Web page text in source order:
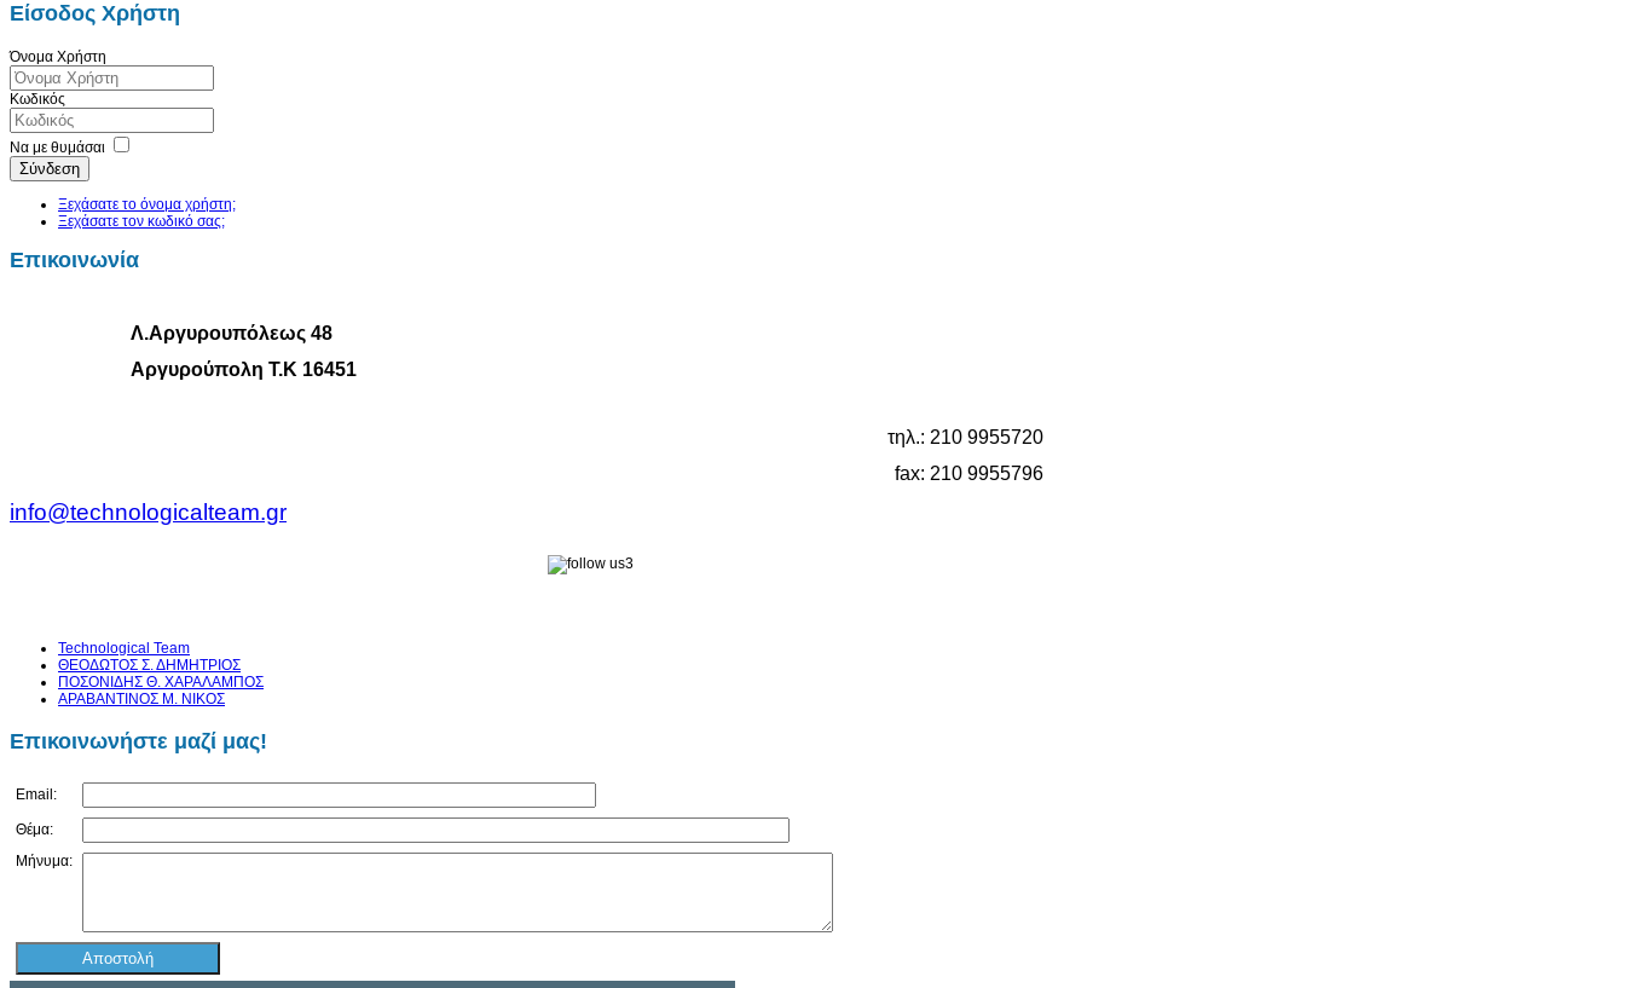
Είσοδος Χρήστη
Όνομα Χρήστη
Κωδικός
Να με θυμάσαι
Σύνδεση
Ξεχάσατε το όνομα χρήστη;
Ξεχάσατε τον κωδικό σας;
Επικοινωνία
Λ.Αργυρουπόλεως 48
Αργυρούπολη Τ.Κ 16451
τηλ.: 210 9955720
fax: 210 9955796
info@technologicalteam.gr
Technological Team
ΘΕΟΔΩΤΟΣ Σ. ΔΗΜΗΤΡΙΟΣ
ΠΟΣΟΝΙΔΗΣ Θ. ΧΑΡΑΛΑΜΠΟΣ
ΑΡΑΒΑΝΤΙΝΟΣ Μ. ΝΙΚΟΣ
Επικοινωνήστε μαζί μας!
Email:
Θέμα:
Μήνυμα: